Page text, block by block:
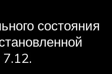
состояния